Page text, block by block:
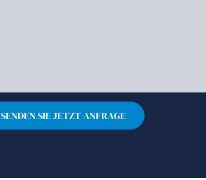
SENDEN SIE JETZT ANFRAGE